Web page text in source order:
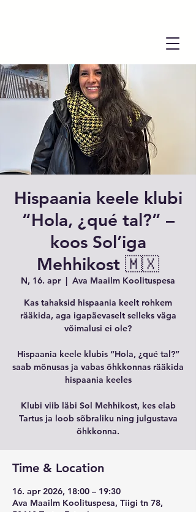
Hispaania keele klubi
“Hola, ¿qué tal?” –
koos Sol’iga
Mehhikost 🇲🇽
N, 16. apr
  |
Ava Maailm Koolituspesa
Kas tahaksid hispaania keelt rohkem
rääkida, aga igapäevaselt selleks väga
võimalusi ei ole?
Hispaania keele klubis “Hola, ¿qué tal?”
saab mõnusas ja vabas õhkkonnas rääkida
hispaania keeles
Klubi viib läbi Sol Mehhikost, kes elab
Tartus ja loob sõbraliku ning julgustava
õhkkonna.
Time & Location
16. apr 2026, 18:00 – 19:30
Ava Maailm Koolituspesa, Tiigi tn 78,